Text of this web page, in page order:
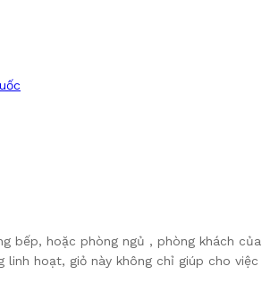
bếp, hoặc phòng ngủ , phòng khách
hoạt, giỏ này không chỉ giúp cho